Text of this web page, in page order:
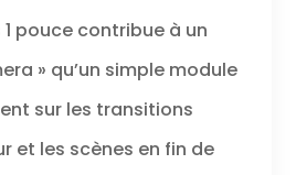
de poche est
portable et
durable, pour
de ne manquer
pouce contribue à un
» qu’un simple module
sur les transitions
et les scènes en fin de